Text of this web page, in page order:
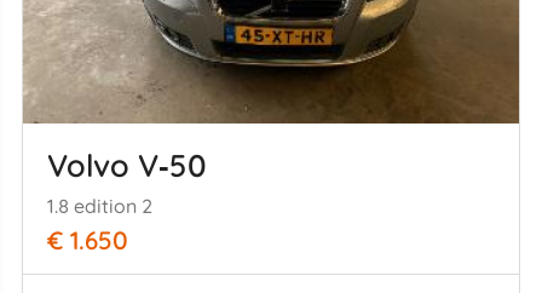
Volvo V‑50
1.8 edition 2
€ 1.650